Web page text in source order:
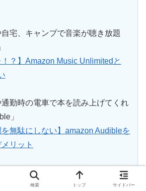
自宅、キャンプで音楽が聴き放題
！？】Amazon Music Unlimitedと
通勤時の電車で本を読み上げてくれ
」
を無駄にしない】amazon Audibleを
リット
ラマなどの動画が楽しめる
ビデオ」
検索 トップ サイドバー